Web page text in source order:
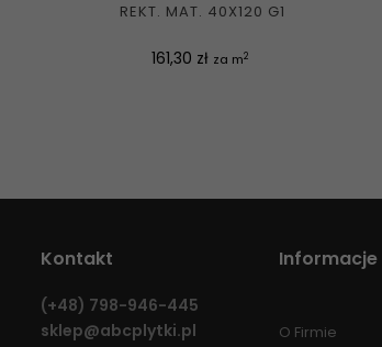
REKT. MAT. 40X120 G1
Cena
161,30 zł za m2
Kontakt
(+48) 798-946-445
sklep@abcplytki.pl
Informacje
O Firmie